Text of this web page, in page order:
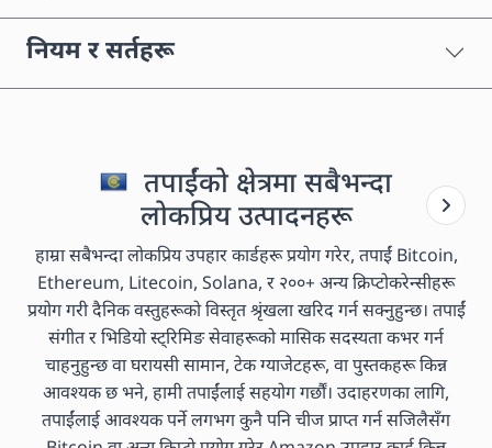
नियम र सर्तहरू
तपाईंको क्षेत्रमा सबैभन्दा
लोकप्रिय उत्पादनहरू
हाम्रा सबैभन्दा लोकप्रिय उपहार कार्डहरू प्रयोग गरेर, तपाईं Bitcoin,
Ethereum, Litecoin, Solana, र २००+ अन्य क्रिप्टोकरेन्सीहरू
प्रयोग गरी दैनिक वस्तुहरूको विस्तृत श्रृंखला खरिद गर्न सक्नुहुन्छ। तपाईं
संगीत र भिडियो स्ट्रिमिङ सेवाहरूको मासिक सदस्यता कभर गर्न
चाहनुहुन्छ वा घरायसी सामान, टेक ग्याजेटहरू, वा पुस्तकहरू किन्न
आवश्यक छ भने, हामी तपाईंलाई सहयोग गर्छौं। उदाहरणका लागि,
तपाईंलाई आवश्यक पर्ने लगभग कुनै पनि चीज प्राप्त गर्न सजिलैसँग